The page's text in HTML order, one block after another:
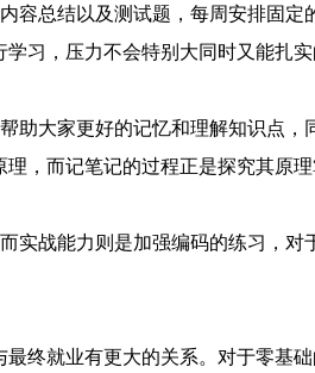
容总结以及测试题，每周安排固定
习，压力不会特别大同时又能扎
助大家更好的记忆和理解知识点，
，而记笔记的过程正是探究其原
实战能力则是加强编码的练习，对
就业有更大的关系。对于零基础